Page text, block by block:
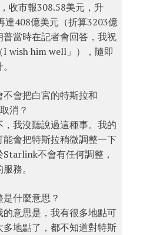
收市報308.58美元，升
達408億美元（折算3203億
普當時在記者會回答，我祝
I wish him well」），隨即
會把白宮的特斯拉和
消？
，我沒聽說過這種事。我的
能會把特斯拉稍微調整一下
不會有任何調整，
務。
什麼意思？
的意思是，我有很多地點可
多地點了，都不知道對特斯